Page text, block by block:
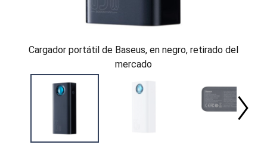
Cargador portátil de Baseus, en negro, retirado del
mercado